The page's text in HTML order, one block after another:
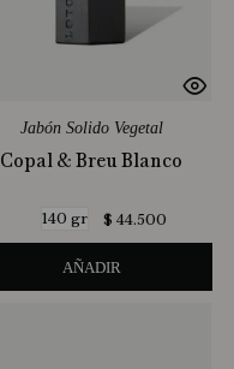
Jabón Solido Vegetal
Copal & Breu Blanco
140 gr $ 44.500
AÑADIR